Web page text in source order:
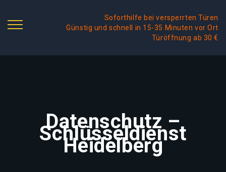
Soforthilfe bei versperrten Türen
Günstig und schnell in 15-35 Minuten vor Ort
Türöffnung ab 30 €
Datenschutz –
Schlüsseldienst
Heidelberg